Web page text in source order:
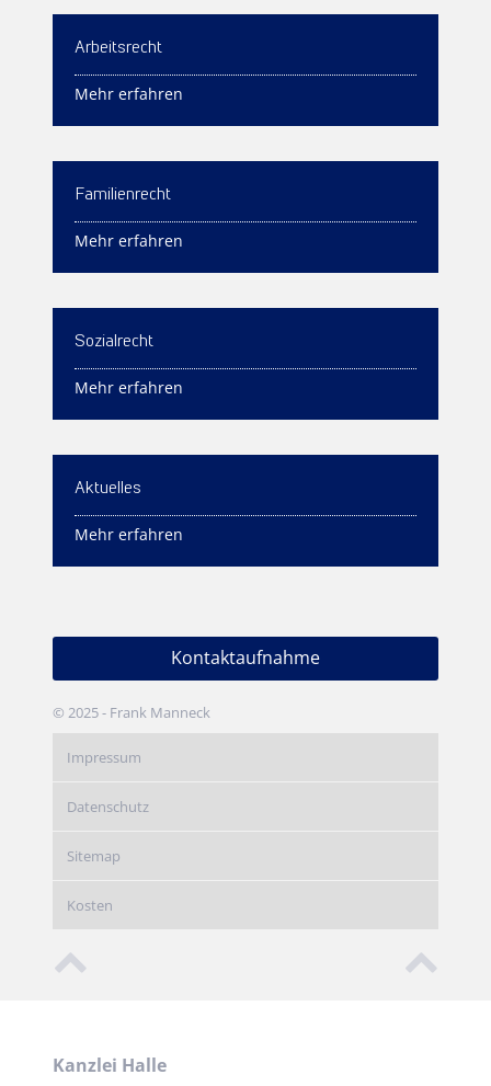
Arbeitsrecht
Mehr erfahren
Familienrecht
Mehr erfahren
Sozialrecht
Mehr erfahren
Aktuelles
Mehr erfahren
Kontaktaufnahme
© 2025 - Frank Manneck
Impressum
Datenschutz
Sitemap
Kosten
Kanzlei Halle